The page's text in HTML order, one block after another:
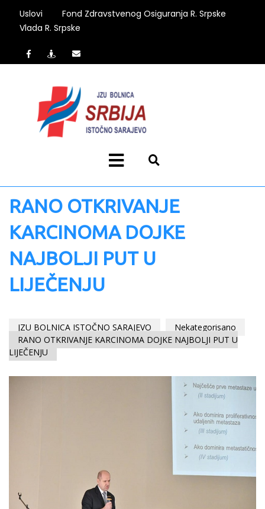
Uslovi
Fond Zdravstvenog Osiguranja R. Srpske
Vlada R. Srpske
RANO OTKRIVANJE
KARCINOMA DOJKE
NAJBOLJI PUT U
LIJEČENJU
JZU BOLNICA ISTOČNO SARAJEVO
Nekategorisano
RANO OTKRIVANJE KARCINOMA DOJKE NAJBOLJI PUT U
LIJEČENJU